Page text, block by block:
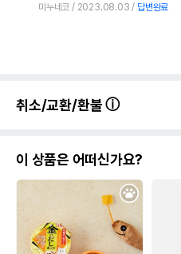
미누네코 2023.08.03 답변완료
취소/교환/환불
이 상품은 어떠신가요?